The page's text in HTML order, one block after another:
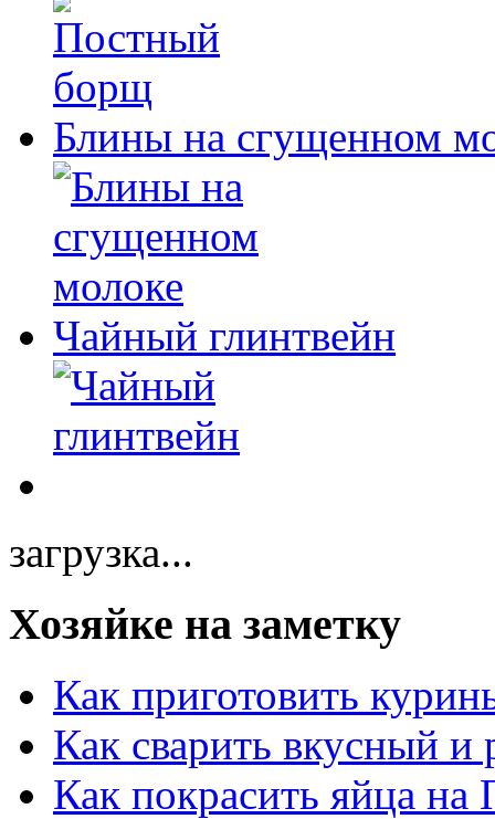
Блины на сгущенном
Чайный глинтвейн
загрузка...
Хозяйке на заметку
Как приготовить
Как сварить вкусный и
Как покрасить яйца на